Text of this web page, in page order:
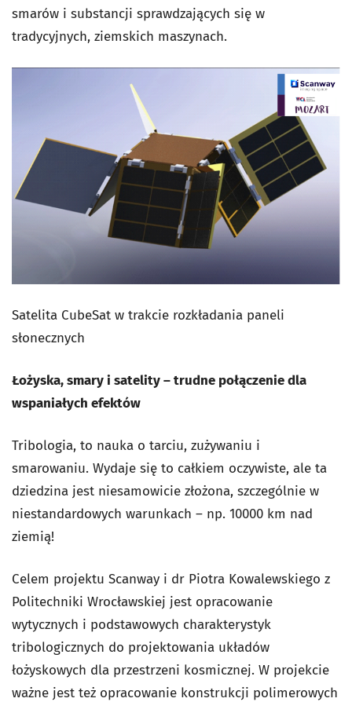
smarów i substancji sprawdzających się w
tradycyjnych, ziemskich maszynach.
Satelita CubeSat w trakcie rozkładania paneli
słonecznych
Łożyska, smary i satelity – trudne połączenie dla
wspaniałych efektów
Tribologia, to nauka o tarciu, zużywaniu i
smarowaniu. Wydaje się to całkiem oczywiste, ale ta
dziedzina jest niesamowicie złożona, szczególnie w
niestandardowych warunkach – np. 10000 km nad
ziemią!
Celem projektu Scanway i dr Piotra Kowalewskiego z
Politechniki Wrocławskiej jest opracowanie
wytycznych i podstawowych charakterystyk
tribologicznych do projektowania układów
łożyskowych dla przestrzeni kosmicznej. W projekcie
ważne jest też opracowanie konstrukcji polimerowych